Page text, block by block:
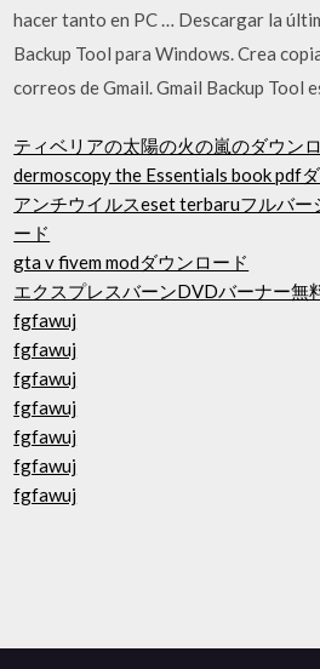
hacer tanto en PC … Descargar la
Backup Tool para Windows. Crea
correos de Gmail. Gmail Backup Tool
ティベリアの太陽の火の嵐のダウン
dermoscopy the Essentials book pdf
アンチウイルスeset terbaruフルバー
ード
gta v fivem modダウンロード
エクスプレスバーンDVDバーナー無
fgfawuj
fgfawuj
fgfawuj
fgfawuj
fgfawuj
fgfawuj
fgfawuj